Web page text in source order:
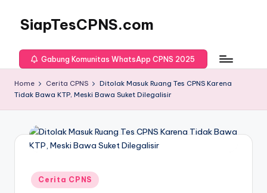
SiapTesCPNS.com
Gabung Komunitas WhatsApp CPNS 2025
Home Cerita CPNS
Ditolak Masuk Ruang Tes CPNS Karena
Tidak Bawa KTP, Meski Bawa Suket Dilegalisir
Posted
in
Cerita CPNS